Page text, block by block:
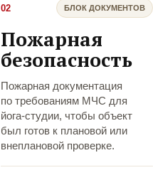
02 БЛОК ДОКУМЕНТОВ
Пожарная
безопасность
Пожарная документация
по требованиям МЧС для
йога-студии, чтобы объект
был готов к плановой или
внеплановой проверке.